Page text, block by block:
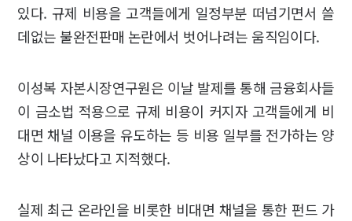
있다. 규제 비용을 고객들에게 일정부분 떠넘기면서 쓸
데없는 불완전판매 논란에서 벗어나려는 움직임이다.
이성복 자본시장연구원은 이날 발제를 통해 금융회사들
이 금소법 적용으로 규제 비용이 커지자 고객들에게 비
대면 채널 이용을 유도하는 등 비용 일부를 전가하는 양
상이 나타났다고 지적했다.
실제 최근 온라인을 비롯한 비대면 채널을 통한 펀드 가